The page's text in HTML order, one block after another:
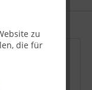
zu
die für